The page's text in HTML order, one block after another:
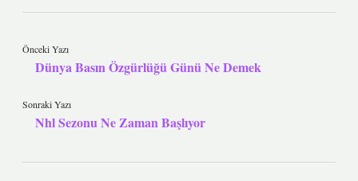
Önceki Yazı
Dünya Basın Özgürlüğü Günü Ne Demek
Sonraki Yazı
Nhl Sezonu Ne Zaman Başlıyor